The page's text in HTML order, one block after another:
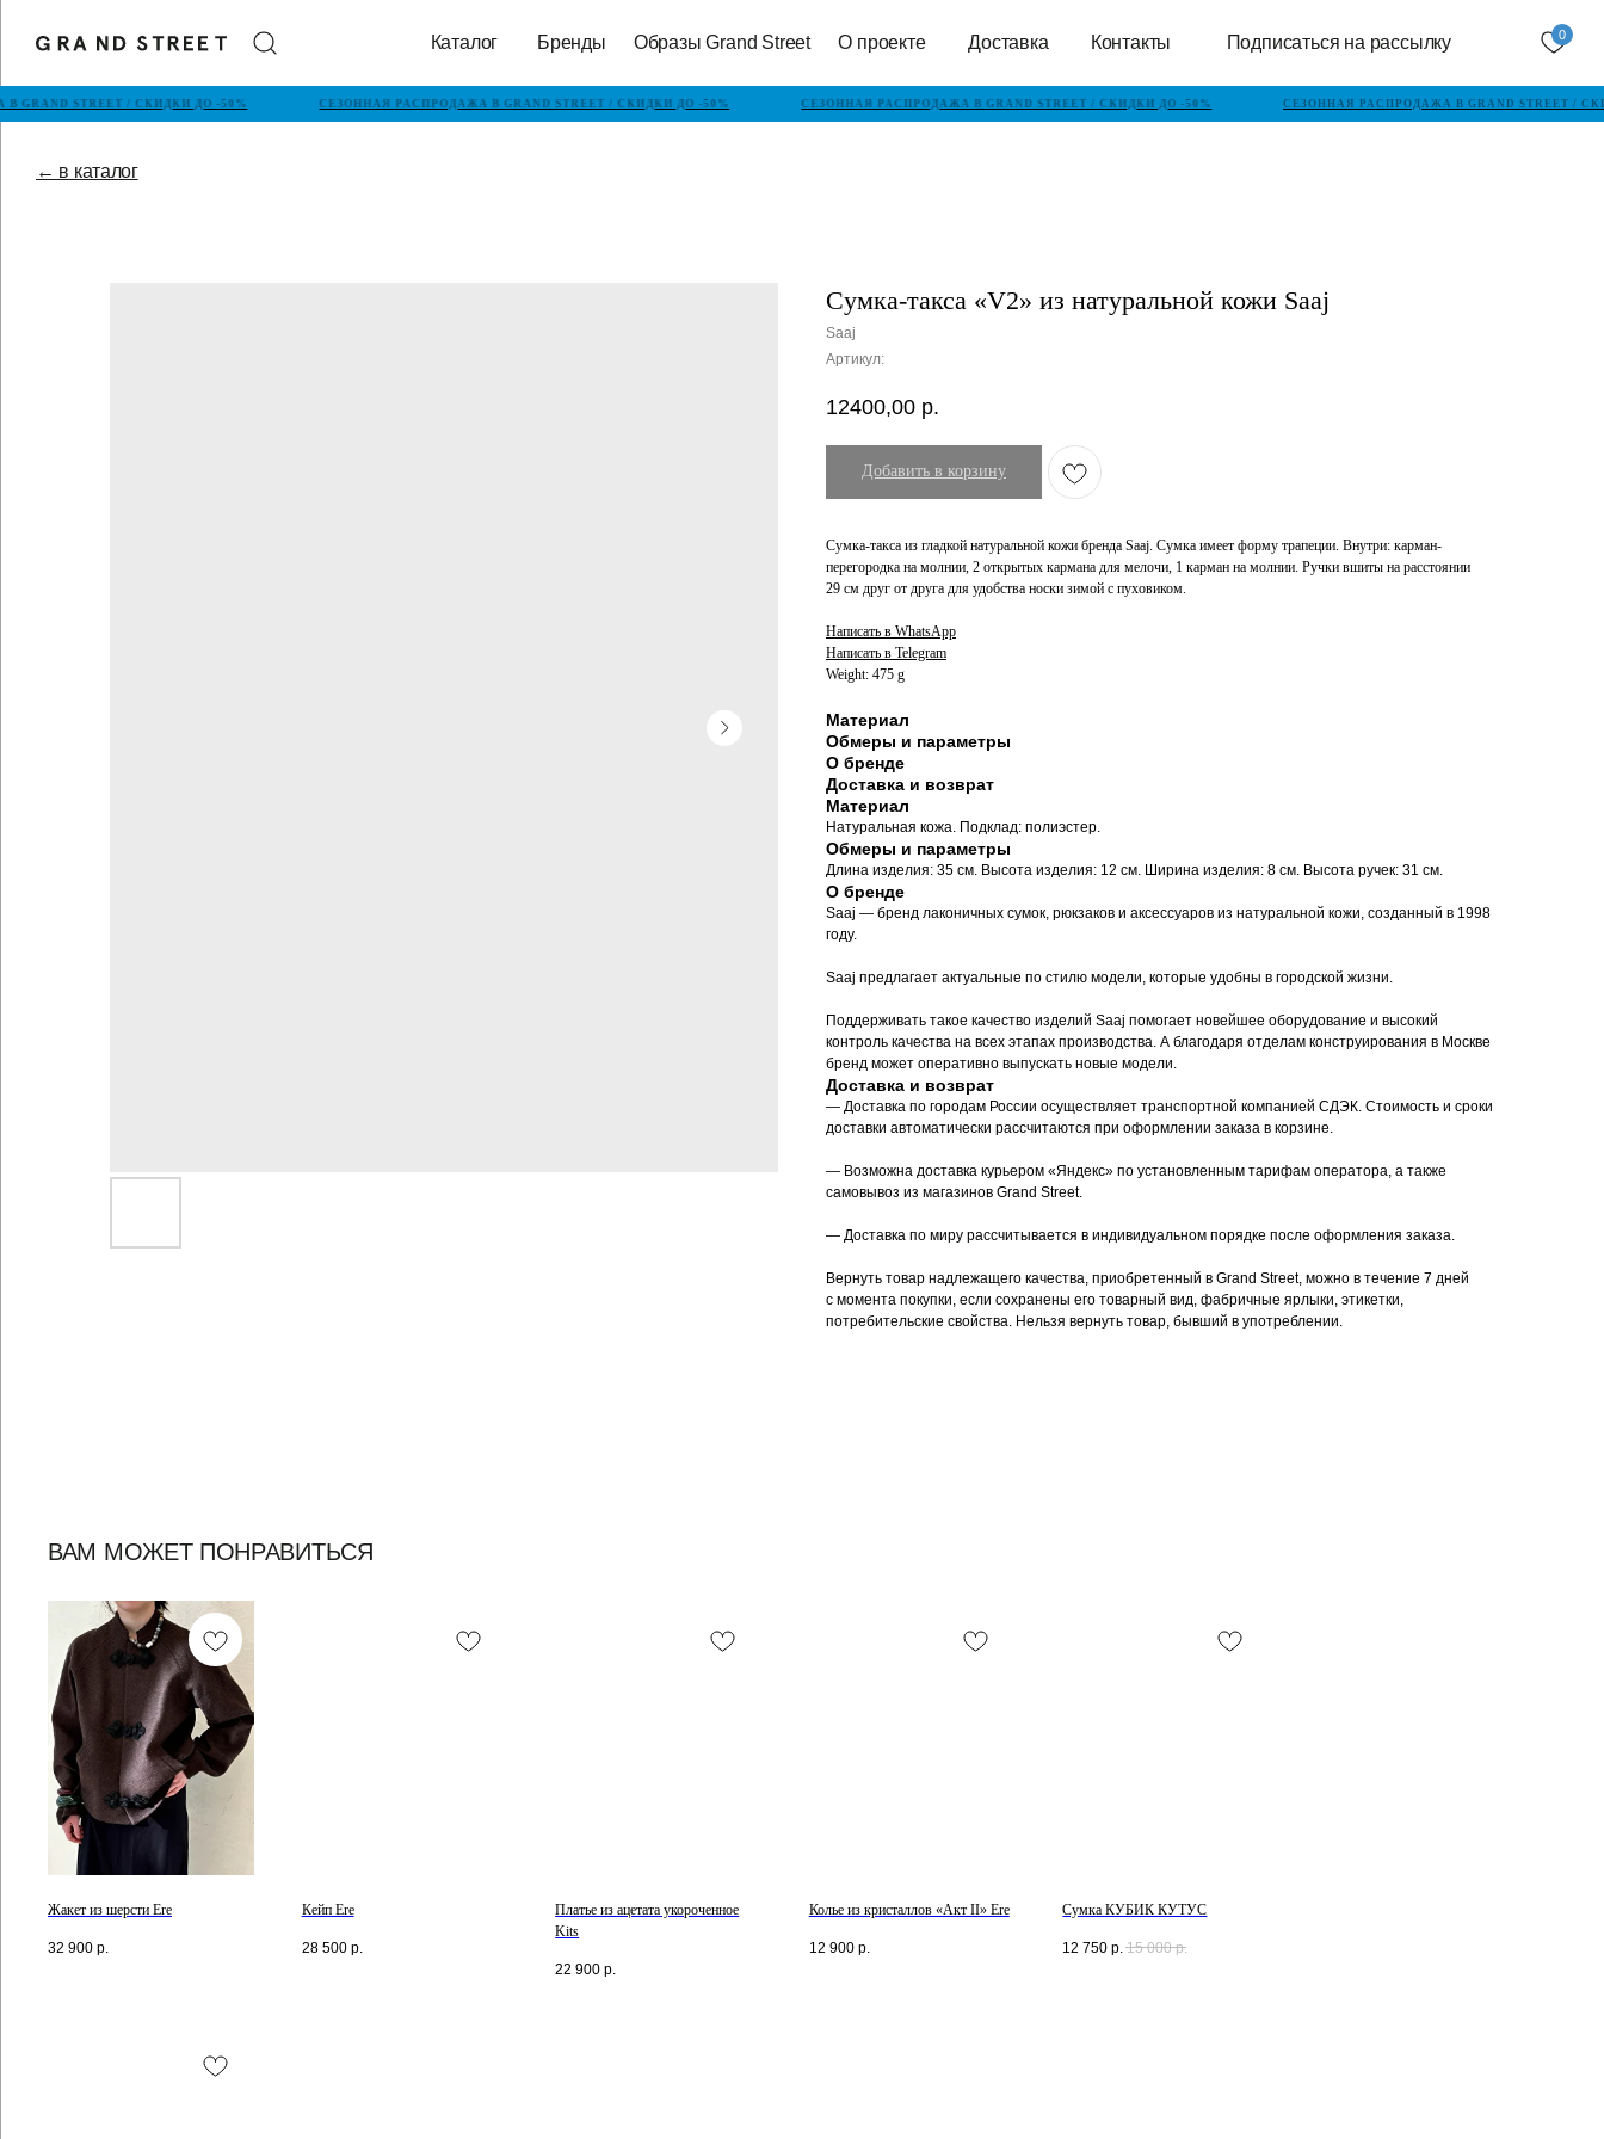
Каталог Образы Grand Street О проекте Доставка Контакты Подписаться на рассылку
Бренды 0
STREET / СКИДКИ ДО -50% СЕЗОННАЯ РАСПРОДАЖА В GRAND STREET / СКИДКИ ДО -50% СЕЗОННАЯ РАСПРОДАЖА В GRAND STREET / СКИДКИ ДО -50% СЕЗОННАЯ РАСПРОДАЖА В GRAND STREET /
← в каталог
Cумка-такса «V2» из натуральной кожи Saaj
Saaj
Артикул:
12400,00 р.
Добавить в корзину
Сумка-такса из гладкой натуральной кожи бренда Saaj. Сумка имеет форму трапеции. Внутри: карман-
перегородка на молнии, 2 открытых кармана для мелочи, 1 карман на молнии. Ручки вшиты на расстоянии
29 см друг от друга для удобства носки зимой с пуховиком.
Написать в WhatsApp
Написать в Telegram
Weight: 475 g
Материал
Обмеры и параметры
О бренде
Доставка и возврат
Материал
Натуральная кожа. Подклад: полиэстер.
Обмеры и параметры
Длина изделия: 35 см. Высота изделия: 12 см. Ширина изделия: 8 см. Высота ручек: 31 см.
О бренде
Saaj — бренд лаконичных сумок, рюкзаков и аксессуаров из натуральной кожи, созданный в 1998
году.
Saaj предлагает актуальные по стилю модели, которые удобны в городской жизни.
Поддерживать такое качество изделий Saaj помогает новейшее оборудование и высокий
контроль качества на всех этапах производства. А благодаря отделам конструирования в Москве
бренд может оперативно выпускать новые модели.
Доставка и возврат
— Доставка по городам России осуществляет транспортной компанией СДЭК. Стоимость и сроки
доставки автоматически рассчитаются при оформлении заказа в корзине.
— Возможна доставка курьером «Яндекс» по установленным тарифам оператора, а также
самовывоз из магазинов Grand Street.
— Доставка по миру рассчитывается в индивидуальном порядке после оформления заказа.
Вернуть товар надлежащего качества, приобретенный в Grand Street, можно в течение 7 дней
с момента покупки, если сохранены его товарный вид, фабричные ярлыки, этикетки,
потребительские свойства. Нельзя вернуть товар, бывший в употреблении.
ВАМ МОЖЕТ ПОНРАВИТЬСЯ
Жакет из шерсти Ere
32 900 р.
Кейп Ere
28 500 р.
Платье из ацетата укороченное
Kits
22 900 р.
Колье из кристаллов «Акт II» Ere
12 900 р.
Сумка КУБИК КУТУС
12 750 р. 15 000 р.